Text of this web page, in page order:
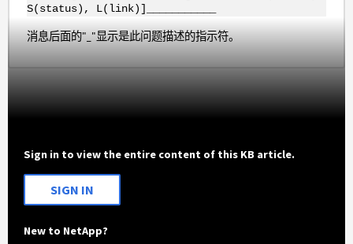
S(status), L(link)]___________
消息后面的"_"显示是此问题描述的指示符。
Sign in to view the entire content of this KB article.
SIGN IN
New to NetApp?